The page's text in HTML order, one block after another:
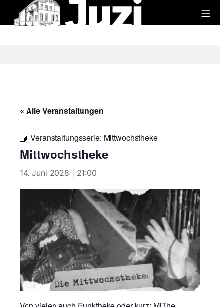
Inhalt
« Alle Veranstaltungen
Veranstaltungsserie: Mittwochstheke
Mittwochstheke
14. Juni 2028 | 21:00